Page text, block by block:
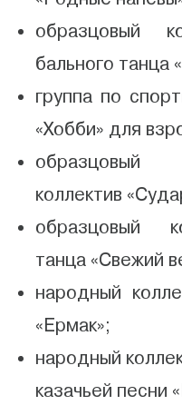
образцовый
бального танца
группа по
«Хобби» для
образцовый
коллектив
образцовый
танца «Свежий
народный
«Ермак»;
народный
казачьей песни